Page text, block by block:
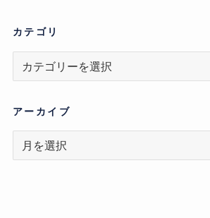
カテゴリ
リ
アーカイブ
ア